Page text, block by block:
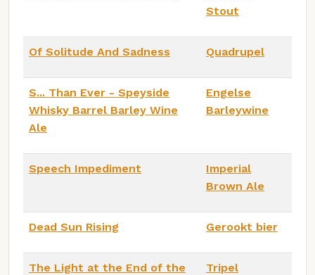
Stout
Of Solitude And Sadness Quadrupel
S... Than Ever - Speyside
Whisky Barrel Barley Wine
Ale
Engelse
Barleywine
Speech Impediment
Imperial
Brown Ale
Dead Sun Rising Gerookt bier
The Light at the End of the
Tripel